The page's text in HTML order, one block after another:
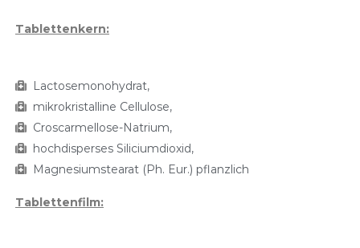
Tablettenkern:
Lactosemonohydrat,
mikrokristalline Cellulose,
Croscarmellose-Natrium,
hochdisperses Siliciumdioxid,
Magnesiumstearat (Ph. Eur.) pflanzlich
Tablettenfilm: